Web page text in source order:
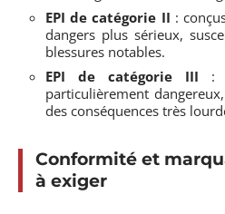
EPI de catégorie II :
dangers plus sérieux,
blessures notables.
EPI de catégorie III :
particulièrement
des conséquences très
Conformité et
à exiger